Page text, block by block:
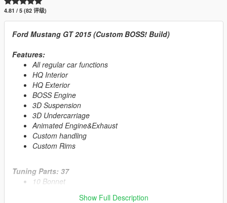
4.81 / 5 (82 评级)
Ford Mustang GT 2015 (Custom BOSS! Build)
Features:
All regular car functions
HQ Interior
HQ Exterior
BOSS Engine
3D Suspension
3D Undercarriage
Animated Engine&Exhaust
Custom handling
Custom Rims
Tuning Parts: 37
10 Bonnet
Show Full Description